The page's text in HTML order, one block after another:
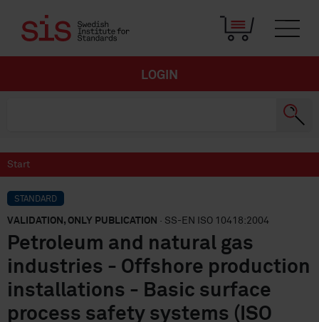
LOGIN
Start
STANDARD
VALIDATION, ONLY PUBLICATION · SS-EN ISO 10418:2004
Petroleum and natural gas
industries - Offshore production
installations - Basic surface
process safety systems (ISO